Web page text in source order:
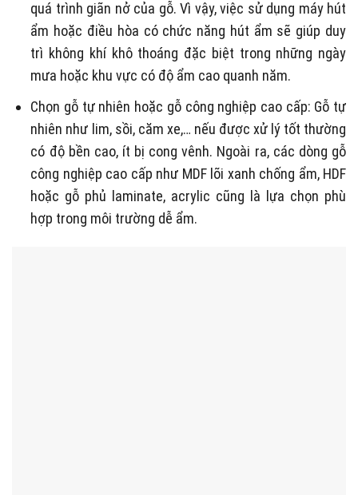
quá trình giãn nở của gỗ. Vì vậy, việc sử dụng máy hút
ẩm hoặc điều hòa có chức năng hút ẩm sẽ giúp duy
trì không khí khô thoáng đặc biệt trong những ngày
mưa hoặc khu vực có độ ẩm cao quanh năm.
Chọn gỗ tự nhiên hoặc gỗ công nghiệp cao cấp: Gỗ tự
nhiên như lim, sồi, căm xe,… nếu được xử lý tốt thường
có độ bền cao, ít bị cong vênh. Ngoài ra, các dòng gỗ
công nghiệp cao cấp như MDF lõi xanh chống ẩm, HDF
hoặc gỗ phủ laminate, acrylic cũng là lựa chọn phù
hợp trong môi trường dễ ẩm.